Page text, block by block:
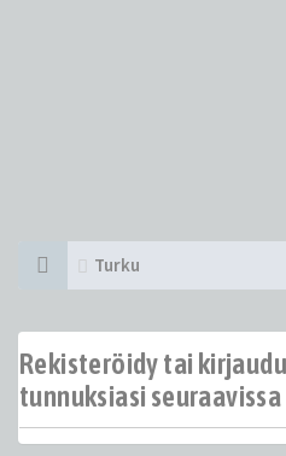
Turku
Rekisteröidy tai
tunnuksiasi